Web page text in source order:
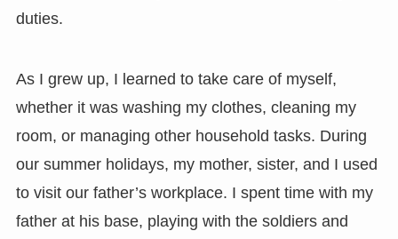
duties.
As I grew up, I learned to take care of myself,
whether it was washing my clothes, cleaning my
room, or managing other household tasks. During
our summer holidays, my mother, sister, and I used
to visit our father’s workplace. I spent time with my
father at his base, playing with the soldiers and